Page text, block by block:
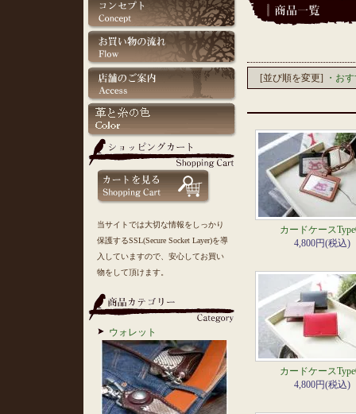
当サイトでは大切な情報をしっかり
保護するSSL(Secure Socket Layer)を導
入していますので、安心してお買い
物をして頂けます。
ウォレット
[並び順を変更] ・お
カードケース
4,800円(税込)
カードケース
4,800円(税込)